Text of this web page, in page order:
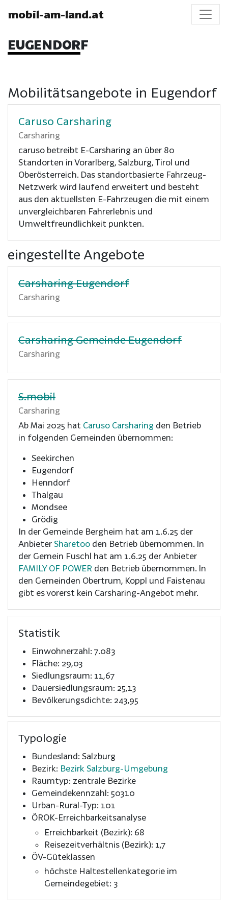
mobil-am-land.at
EUGENDORF
Mobilitätsangebote in Eugendorf
Caruso Carsharing
Carsharing
caruso betreibt E-Carsharing an über 80
Standorten in Vorarlberg, Salzburg, Tirol und
Oberösterreich. Das standortbasierte Fahrzeug-
Netzwerk wird laufend erweitert und besteht
aus den aktuellsten E-Fahrzeugen die mit einem
unvergleichbaren Fahrerlebnis und
Umweltfreundlichkeit punkten.
eingestellte Angebote
Carsharing Eugendorf
Carsharing
Carsharing Gemeinde Eugendorf
Carsharing
S.mobil
Carsharing
Ab Mai 2025 hat Caruso Carsharing den Betrieb
in folgenden Gemeinden übernommen:
Seekirchen
Eugendorf
Henndorf
Thalgau
Mondsee
Grödig
In der Gemeinde Bergheim hat am 1.6.25 der
Anbieter Sharetoo den Betrieb übernommen. In
der Gemein Fuschl hat am 1.6.25 der Anbieter
FAMILY OF POWER den Betrieb übernommen. In
den Gemeinden Obertrum, Koppl und Faistenau
gibt es vorerst kein Carsharing-Angebot mehr.
Statistik
Einwohnerzahl: 7.083
Fläche: 29,03
Siedlungsraum: 11,67
Dauersiedlungsraum: 25,13
Bevölkerungsdichte: 243,95
Typologie
Bundesland: Salzburg
Bezirk: Bezirk Salzburg-Umgebung
Raumtyp: zentrale Bezirke
Gemeindekennzahl: 50310
Urban-Rural-Typ: 101
ÖROK-Erreichbarkeitsanalyse
Erreichbarkeit (Bezirk): 68
Reisezeitverhältnis (Bezirk): 1,7
ÖV-Güteklassen
höchste Haltestellenkategorie im
Gemeindegebiet: 3